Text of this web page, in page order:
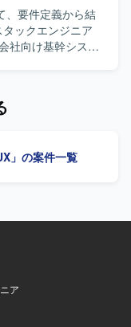
、要件定義から結
ックエンジニア
めています。
」の案件一覧
ア